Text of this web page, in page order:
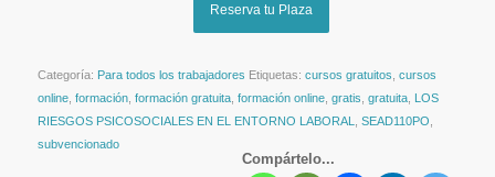
Reserva tu Plaza
Categoría: Para todos los trabajadores Etiquetas: cursos gratuitos cursos
online, formación, formación gratuita, formación online, gratis gratuita, LOS
RIESGOS PSICOSOCIALES EN EL ENTORNO LABORAL
SEAD110PO
subvencionado
Compártelo...